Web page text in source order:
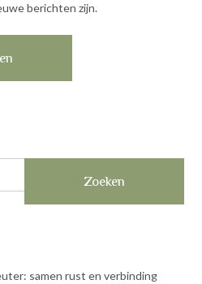
berichten zijn.
Zoeken
samen rust en verbinding